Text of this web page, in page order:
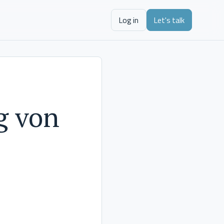
Log in Let's talk
von